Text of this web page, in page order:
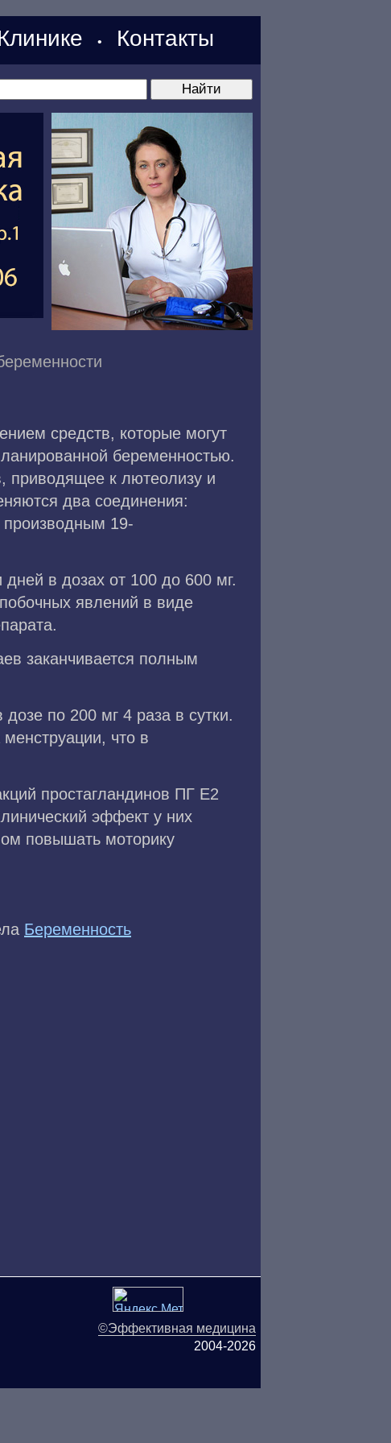
• Контакты
средств, которые могут
беременностью.
приводящее к лютеолизу и
два соединения:
производным 19-
в дозах от 100 до 600 мг.
явлений в виде
заканчивается полным
по 200 мг 4 раза в сутки.
что в
простагландинов ПГ Е2
эффект у них
повышать моторику
Беременность
©Эффективная медицина
2004-2026